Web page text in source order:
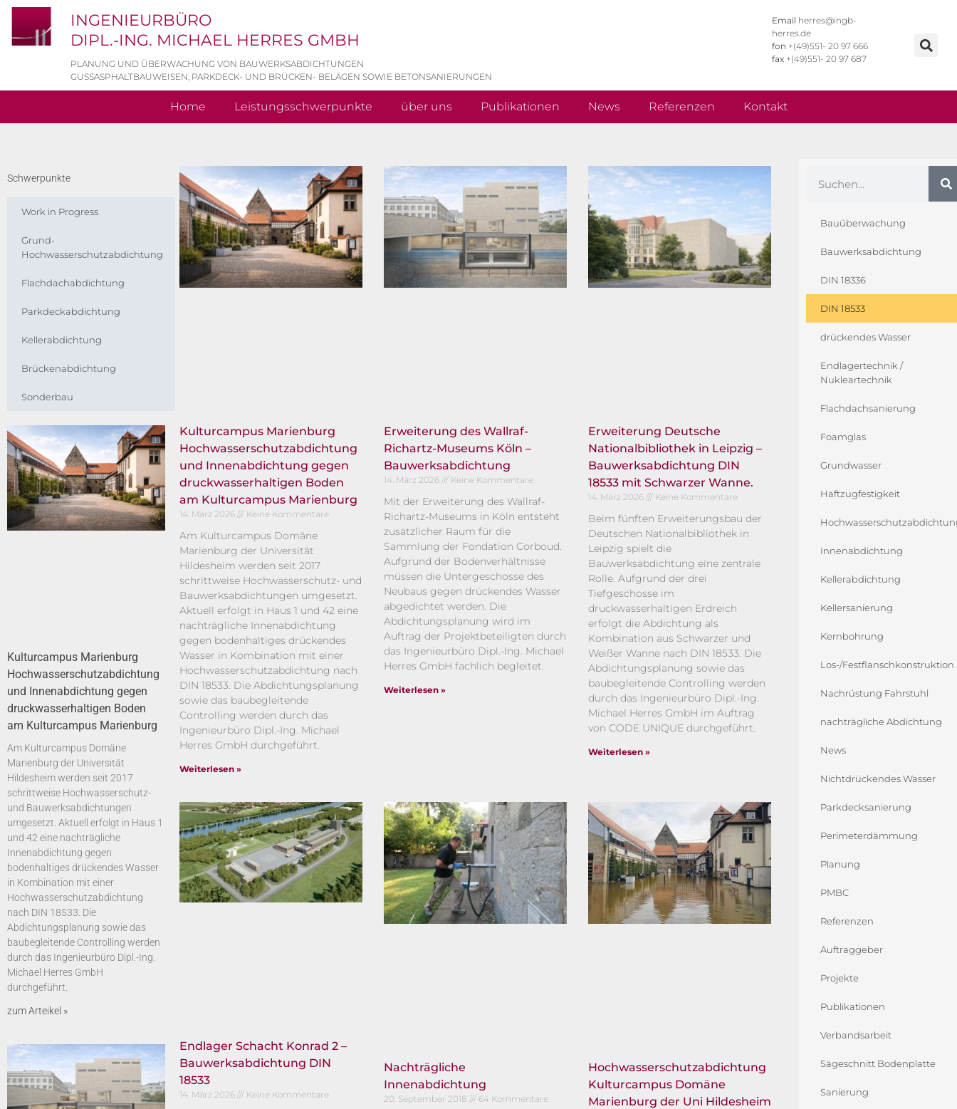
INGENIEURBÜRO
DIPL.-ING. MICHAEL HERRES GMBH
PLANUNG UND ÜBERWACHUNG VON BAUWERKSABDICHTUNGEN
GUSSASPHALTBAUWEISEN, PARKDECK- UND BRÜCKEN- BELÄGEN SOWIE BETONSANIERUNGEN
Email herres@ingb-
herres.de
fon +(49)551- 20 97 666
fax +(49)551- 20 97 687
Home Leistungsschwerpunkte über uns Publikationen News Referenzen Kontakt
Schwerpunkte
Work in Progress
Grund-
Hochwasserschutzabdichtung
Flachdachabdichtung
Parkdeckabdichtung
Kellerabdichtung
Brückenabdichtung
Sonderbau
Kulturcampus Marienburg
Hochwasserschutzabdichtung
und Innenabdichtung gegen
druckwasserhaltigen Boden
am Kulturcampus Marienburg
Am Kulturcampus Domäne
Marienburg der Universität
Hildesheim werden seit 2017
schrittweise Hochwasserschutz-
und Bauwerksabdichtungen
umgesetzt. Aktuell erfolgt in Haus 1
und 42 eine nachträgliche
Innenabdichtung gegen
bodenhaltiges drückendes Wasser
in Kombination mit einer
Hochwasserschutzabdichtung
nach DIN 18533. Die
Abdichtungsplanung sowie das
baubegleitende Controlling werden
durch das Ingenieurbüro Dipl.-Ing.
Michael Herres GmbH
durchgeführt.
zum Arteikel »
Kulturcampus Marienburg
Hochwasserschutzabdichtung
und Innenabdichtung gegen
druckwasserhaltigen Boden
am Kulturcampus Marienburg
14. März 2026 Keine Kommentare
Am Kulturcampus Domäne
Marienburg der Universität
Hildesheim werden seit 2017
schrittweise Hochwasserschutz- und
Bauwerksabdichtungen umgesetzt.
Aktuell erfolgt in Haus 1 und 42 eine
nachträgliche Innenabdichtung
gegen bodenhaltiges drückendes
Wasser in Kombination mit einer
Hochwasserschutzabdichtung nach
DIN 18533. Die Abdichtungsplanung
sowie das baubegleitende
Controlling werden durch das
Ingenieurbüro Dipl.-Ing. Michael
Herres GmbH durchgeführt.
Weiterlesen »
Erweiterung des Wallraf-
Richartz-Museums Köln –
Bauwerksabdichtung
14. März 2026 Keine Kommentare
Mit der Erweiterung des Wallraf-
Richartz-Museums in Köln entsteht
zusätzlicher Raum für die
Sammlung der Fondation Corboud.
Aufgrund der Bodenverhältnisse
müssen die Untergeschosse des
Neubaus gegen drückendes Wasser
abgedichtet werden. Die
Abdichtungsplanung wird im
Auftrag der Projektbeteiligten durch
das Ingenieurbüro Dipl.-Ing. Michael
Herres GmbH fachlich begleitet.
Weiterlesen »
Erweiterung Deutsche
Nationalbibliothek in Leipzig –
Bauwerksabdichtung DIN
18533 mit Schwarzer Wanne.
14. März 2026 Keine Kommentare
Beim fünften Erweiterungsbau der
Deutschen Nationalbibliothek in
Leipzig spielt die
Bauwerksabdichtung eine zentrale
Rolle. Aufgrund der drei
Tiefgeschosse im
druckwasserhaltigen Erdreich
erfolgt die Abdichtung als
Kombination aus Schwarzer und
Weißer Wanne nach DIN 18533. Die
Abdichtungsplanung sowie das
baubegleitende Controlling werden
durch das Ingenieurbüro Dipl.-Ing.
Michael Herres GmbH im Auftrag
von CODE UNIQUE durchgeführt.
Weiterlesen »
Endlager Schacht Konrad 2 –
Bauwerksabdichtung DIN
18533
14. März 2026 Keine Kommentare
Nachträgliche
Innenabdichtung
20. September 2018 64 Kommentare
Hochwasserschutzabdichtung
Kulturcampus Domäne
Marienburg der Uni Hildesheim
Bauüberwachung
Bauwerksabdichtung
DIN 18336
DIN 18533
drückendes Wasser
Endlagertechnik /
Nukleartechnik
Flachdachsanierung
Foamglas
Grundwasser
Haftzugfestigkeit
Innenabdichtung
Kellerabdichtung
Kellersanierung
Kernbohrung
Los-/Festflanschkonstruktion
Nachrüstung Fahrstuhl
nachträgliche Abdichtung
News
Nichtdrückendes Wasser
Parkdecksanierung
Perimeterdämmung
Planung
PMBC
Referenzen
Auftraggeber
Projekte
Publikationen
Verbandsarbeit
Sägeschnitt Bodenplatte
Sanierung